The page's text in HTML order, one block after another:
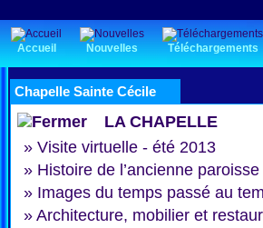
Accueil Nouvelles Téléchargements
Chapelle Sainte Cécile
LA CHAPELLE
» Visite virtuelle - été 2013
» Histoire de l’ancienne
» Images du temps passé au
» Architecture, mobilier et